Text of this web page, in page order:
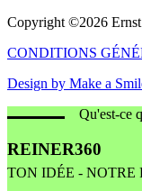
Copyright ©2026
CONDITIONS
Design by Make a
Qu'est-ce
REINER360
TON IDÉE - NOTRE